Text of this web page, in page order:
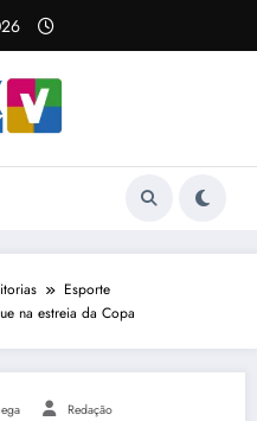
Esporte
na estreia da Copa
Redação